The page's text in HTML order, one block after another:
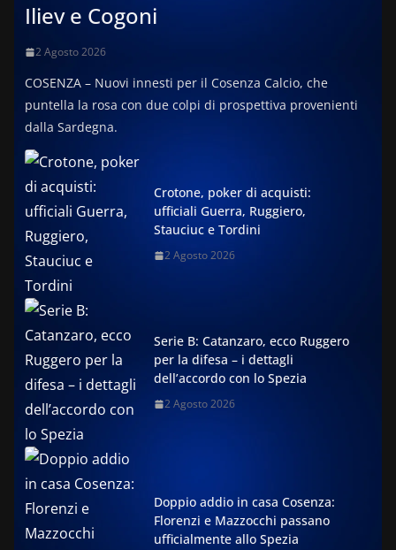
Iliev e Cogoni
2 Agosto 2026
COSENZA – Nuovi innesti per il Cosenza Calcio, che
puntella la rosa con due colpi di prospettiva provenienti
dalla Sardegna.
Crotone, poker di acquisti:
ufficiali Guerra, Ruggiero,
Stauciuc e Tordini
2 Agosto 2026
Serie B: Catanzaro, ecco Ruggero
per la difesa – i dettagli
dell’accordo con lo Spezia
2 Agosto 2026
Doppio addio in casa Cosenza:
Florenzi e Mazzocchi passano
ufficialmente allo Spezia